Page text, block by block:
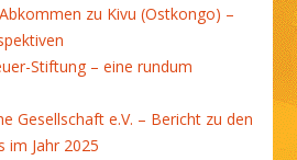
zu Kivu (Ostkongo) –
Stiftung – eine rundum
Gesellschaft e.V. – Bericht zu den
im Jahr 2025